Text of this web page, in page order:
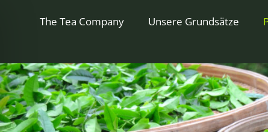
The Tea Company Unsere Grundsätze